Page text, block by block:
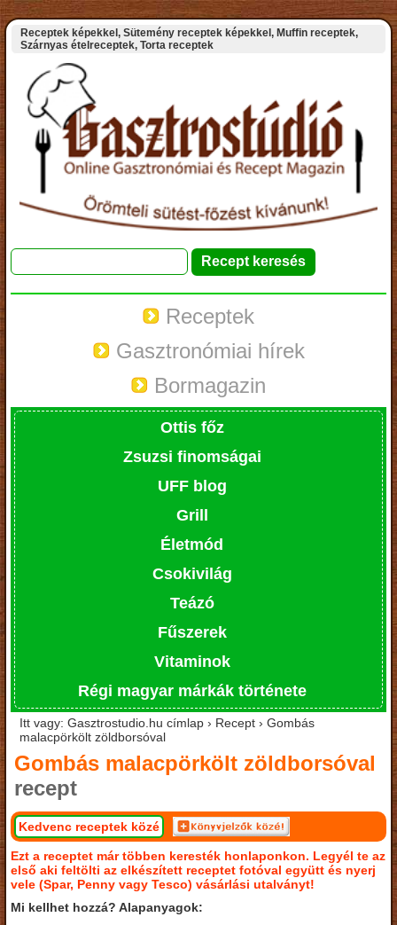
Receptek képekkel, Sütemény receptek képekkel, Muffin receptek,
Szárnyas ételreceptek, Torta receptek
Receptek
Gasztronómiai hírek
Bormagazin
Ottis főz
Zsuzsi finomságai
UFF blog
Grill
Életmód
Csokivilág
Teázó
Fűszerek
Vitaminok
Régi magyar márkák története
Itt vagy: Gasztrostudio.hu címlap › Recept › Gombás
malacpörkölt zöldborsóval
Gombás malacpörkölt zöldborsóval
recept
Kedvenc receptek közé
Ezt a receptet már többen keresték honlaponkon. Legyél te az
első aki feltölti az elkészített receptet fotóval együtt és nyerj
vele (Spar, Penny vagy Tesco) vásárlási utalványt!
Mi kellhet hozzá? Alapanyagok: